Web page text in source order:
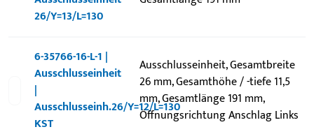
26/Y=13/L=130
6-35766-16-L-1 |
Ausschlusseinheit
|
Ausschlusseinh.26/Y=12/L=130
KST
Ausschlusseinheit, Gesamtbreite
26 mm, Gesamthöhe / -tiefe 11,5
mm, Gesamtlänge 191 mm,
Öffnungsrichtung Anschlag Links